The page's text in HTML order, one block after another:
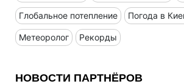
Глобальное потепление Погода в
Метеоролог Рекорды